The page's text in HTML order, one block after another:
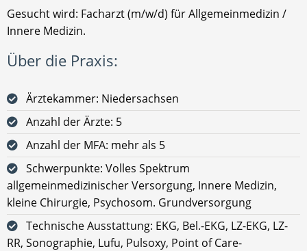
Gesucht wird: Facharzt (m/w/d) für Allgemeinmedizin /
Innere Medizin.
Über die Praxis:
Ärztekammer: Niedersachsen
Anzahl der Ärzte: 5
Anzahl der MFA: mehr als 5
Schwerpunkte: Volles Spektrum
allgemeinmedizinischer Versorgung, Innere Medizin,
kleine Chirurgie, Psychosom. Grundversorgung
Technische Ausstattung: EKG, Bel.-EKG, LZ-EKG, LZ-
RR, Sonographie, Lufu, Pulsoxy, Point of Care-